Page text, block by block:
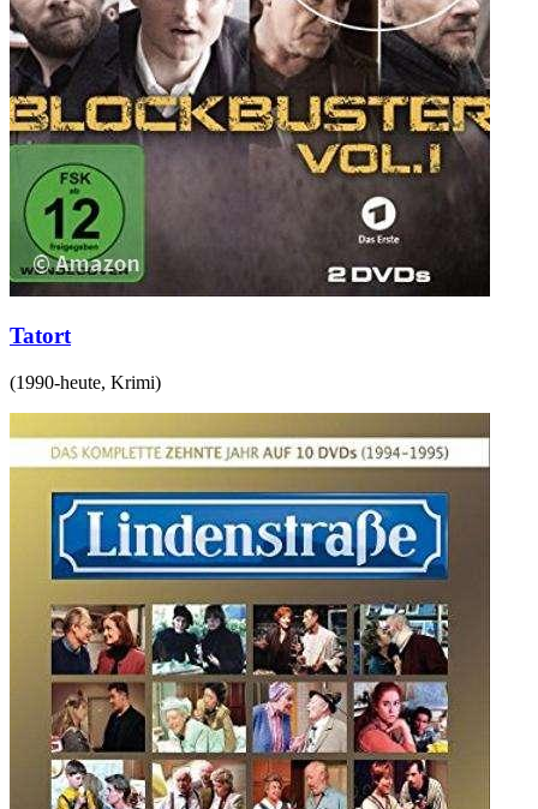
Tatort
(1990-heute, Krimi)